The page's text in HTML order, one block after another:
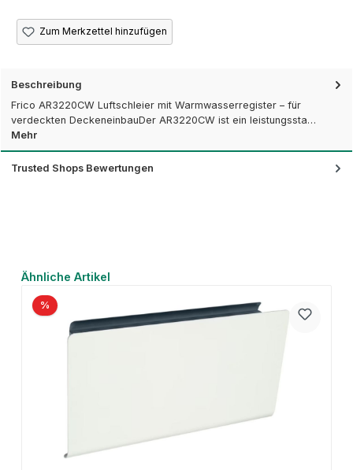
Zum Merkzettel hinzufügen
Beschreibung
Frico AR3220CW Luftschleier mit Warmwasserregister – für
verdeckten DeckeneinbauDer AR3220CW ist ein leistungssta…
Mehr
Trusted Shops Bewertungen
Produktgalerie überspringen
Ähnliche Artikel
%